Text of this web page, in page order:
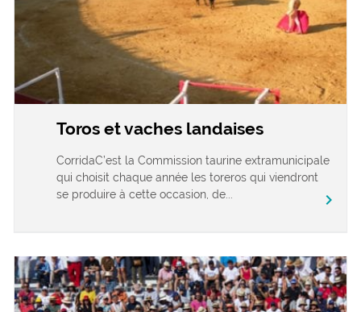
Toros et vaches landaises
CorridaC’est la Commission taurine extramunicipale
qui choisit chaque année les toreros qui viendront
se produire à cette occasion, de...
chevron_right